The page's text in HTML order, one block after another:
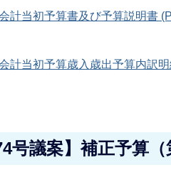
計当初予算書及び予算説明書
計当初予算歳入歳出予算内訳
号議案】補正予算（